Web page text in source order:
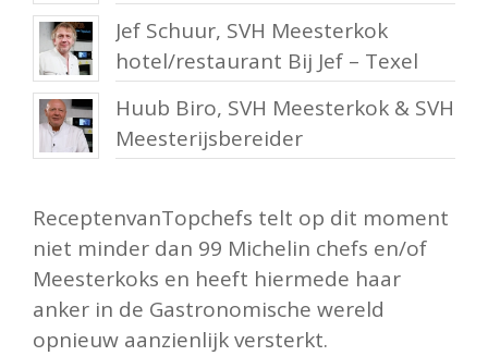
Jef Schuur, SVH Meesterkok
hotel/restaurant Bij Jef – Texel
Huub Biro, SVH Meesterkok & SVH
Meesterijsbereider
ReceptenvanTopchefs telt op dit moment
niet minder dan 99 Michelin chefs en/of
Meesterkoks en heeft hiermede haar
anker in de Gastronomische wereld
opnieuw aanzienlijk versterkt.